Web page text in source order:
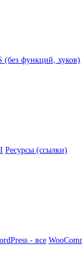
(без функций, хуков)
Ресурсы (ссылки)
- все